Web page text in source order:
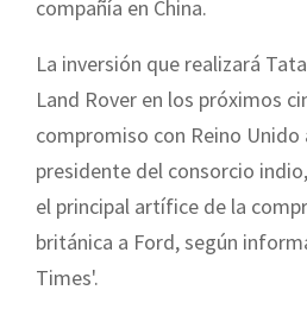
compañía en China.
La inversión que realizará
Land Rover en los próximos
compromiso con Reino Unido
presidente del consorcio
el principal artífice de la
británica a Ford, según
Times'.